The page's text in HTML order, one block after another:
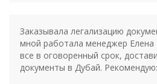
Заказывала легализацию
мной работала менеджер Елена
все в оговоренный срок,
документы в Дубай.